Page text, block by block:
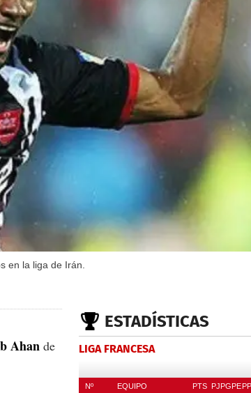
en la liga de Irán.
Ahan de
ESTADÍSTICAS
LIGA FRANCESA